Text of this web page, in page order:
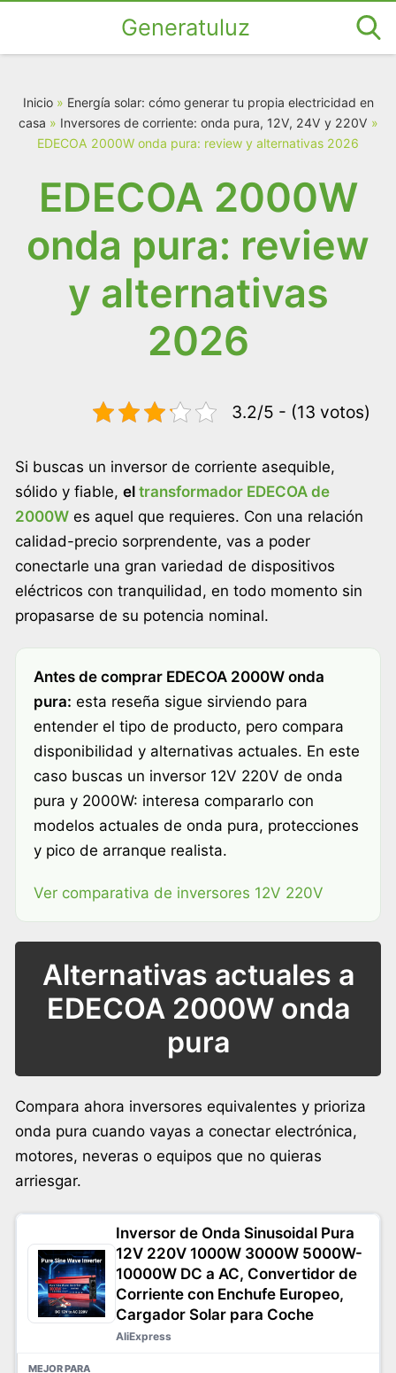
Generatuluz
Inicio» Energía solar: cómo generar tu propia electricidad en
casa » Inversores de corriente: onda pura, 12V, 24V y 220V »
EDECOA 2000W onda pura: review y alternativas 2026
EDECOA 2000W
onda pura: review
y alternativas
2026
3.2/5 - (13 votos)
Si buscas un inversor de corriente asequible,
sólido y fiable, el transformador EDECOA de
2000W es aquel que requieres. Con una relación
calidad-precio sorprendente, vas a poder
conectarle una gran variedad de dispositivos
eléctricos con tranquilidad, en todo momento sin
propasarse de su potencia nominal.
Antes de comprar EDECOA 2000W onda
pura: esta reseña sigue sirviendo para
entender el tipo de producto, pero compara
disponibilidad y alternativas actuales. En este
caso buscas un inversor 12V 220V de onda
pura y 2000W: interesa compararlo con
modelos actuales de onda pura, protecciones
y pico de arranque realista.
Ver comparativa de inversores 12V 220V
Alternativas actuales a
EDECOA 2000W onda
pura
Compara ahora inversores equivalentes y prioriza
onda pura cuando vayas a conectar electrónica,
motores, neveras o equipos que no quieras
arriesgar.
Inversor de Onda Sinusoidal Pura
12V 220V 1000W 3000W 5000W-
10000W DC a AC, Convertidor de
Corriente con Enchufe Europeo,
Cargador Solar para Coche
AliExpress